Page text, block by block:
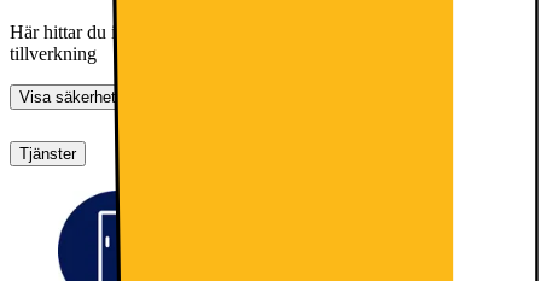
Här hittar du information om allmän produktsäkerhet och
tillverkning
Visa säkerhetsinformation
Tjänster